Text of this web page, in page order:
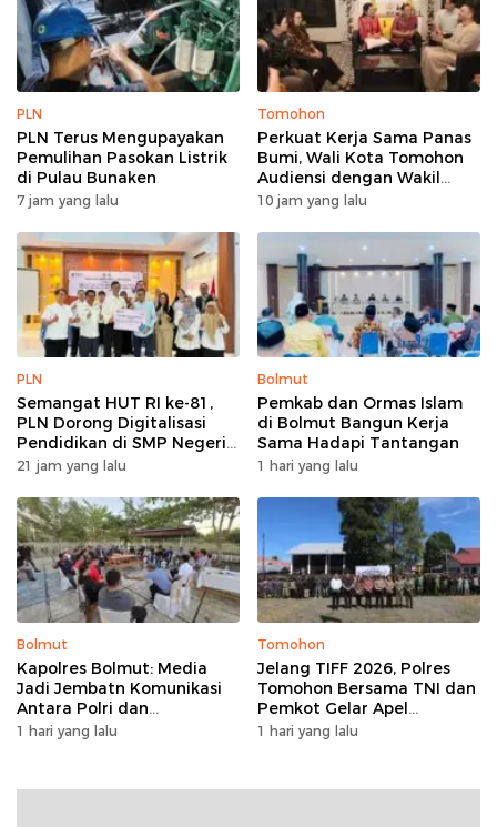
PLN
PLN Terus Mengupayakan
Pemulihan Pasokan Listrik
di Pulau Bunaken
7 jam yang lalu
Tomohon
Perkuat Kerja Sama Panas
Bumi, Wali Kota Tomohon
Audiensi dengan Wakil
Dubes Selandia Baru
10 jam yang lalu
PLN
Semangat HUT RI ke-81,
PLN Dorong Digitalisasi
Pendidikan di SMP Negeri
1 Palu Lewat Program TJSL
21 jam yang lalu
Bolmut
Pemkab dan Ormas Islam
di Bolmut Bangun Kerja
Sama Hadapi Tantangan
1 hari yang lalu
Bolmut
Kapolres Bolmut: Media
Jadi Jembatn Komunikasi
Antara Polri dan
Masyarakat
1 hari yang lalu
Tomohon
Jelang TIFF 2026, Polres
Tomohon Bersama TNI dan
Pemkot Gelar Apel
Kesiapan Pengamanan
1 hari yang lalu